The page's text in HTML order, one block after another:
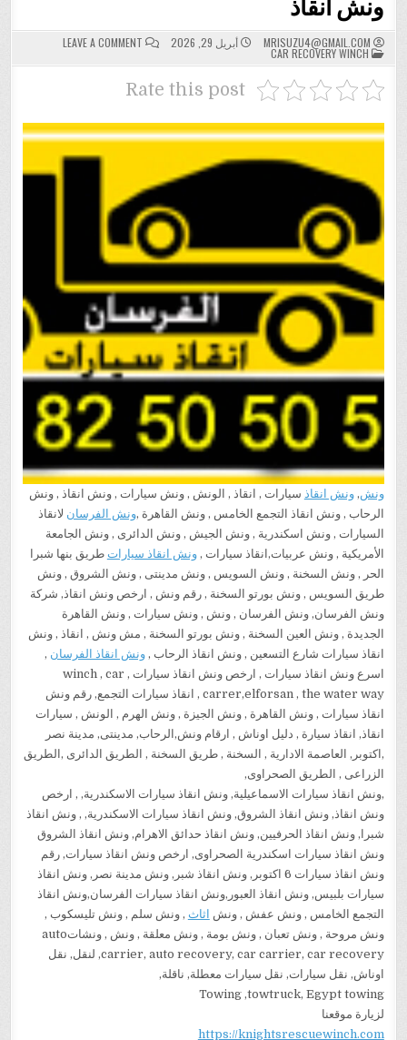
MRISUZU4@GMAIL.COM أبريل 29, 2026 LEAVE A COMMENT
ON
ونش
انقاذ
POSTED
IN
CAR RECOVERY WINCH
Rate this post
ونش,ونش انقاذ سيارات , انقاذ , الونش , ونش سيارات , ونش انقاذ , ونش
الرحاب , ونش انقاذ التجمع الخامس , ونش القاهرة ,ونش الفرسان لانقاذ
السيارات , ونش اسكندرية , ونش الجيش , ونش الدائرى , ونش الجامعة
الأمريكية , ونش عربيات,انقاذ سيارات ,ونش انقاذ سيارات طريق بنها شبرا
الحر , ونش السخنة , ونش السويس , ونش مدينتى , ونش الشروق , ونش
طريق السويس , ونش بورتو السخنة , رقم ونش , ارخص ونش انقاذ, شركة
ونش الفرسان, ونش الفرسان , ونش , ونش سيارات , ونش القاهرة
الجديدة , ونش العين السخنة , ونش بورتو السخنة , مش ونش , انقاذ , ونش
انقاذ سيارات شارع التسعين , ونش انقاذ الرحاب ,ونش انقاذ الفرسان ,
اسرع ونش انقاذ سيارات , ارخص ونش انقاذ سيارات , winch , car
carrer,elforsan , the water way , انقاذ سيارات التجمع, رقم ونش
انقاذ سيارات , ونش القاهرة , ونش الجيزة , ونش الهرم , الونش , سيارات
انقاذ, انقاذ سيارة , دليل اوناش , ارقام ونش,الرحاب, مدينتى, مدينة نصر
,اكتوبر, العاصمة الادارية , السخنة , طريق السخنة , الطريق الدائرى ,الطريق
الزراعى , الطريق الصحراوى,
,ونش انقاذ سيارات الاسماعيلية, ونش انقاذ سيارات الاسكندرية, , ارخص
ونش انقاذ, ونش انقاذ الشروق, ونش انقاذ سيارات الاسكندرية, , ونش انقاذ
شبرا, ونش انقاذ الحرفيين, ونش انقاذ حدائق الاهرام, ونش انقاذ الشروق
ونش انقاذ سيارات اسكندرية الصحراوى, ارخص ونش انقاذ سيارات, رقم
ونش انقاذ سيارات 6 اكتوبر, ونش انقاذ شبر, ونش مدينة نصر, ونش انقاذ
سيارات بلبيس, ونش انقاذ العبور,ونش انقاذ سيارات الفرسان,ونش انقاذ
التجمع الخامس , ونش عفش , ونش اثاث , ونش سلم , ونش تليسكوب ,
ونش مروحة , ونش تعبان , ونش بومة , ونش معلقة , ونش , ونشاتauto
carrier, auto recovery, car carrier, car recovery, لنقل, نقل
اوناش, نقل سيارات, نقل سيارات معطلة, ناقلة,
Towing ,towtruck, Egypt towing
لزيارة موقعنا
https://knightsrescuewinch.com